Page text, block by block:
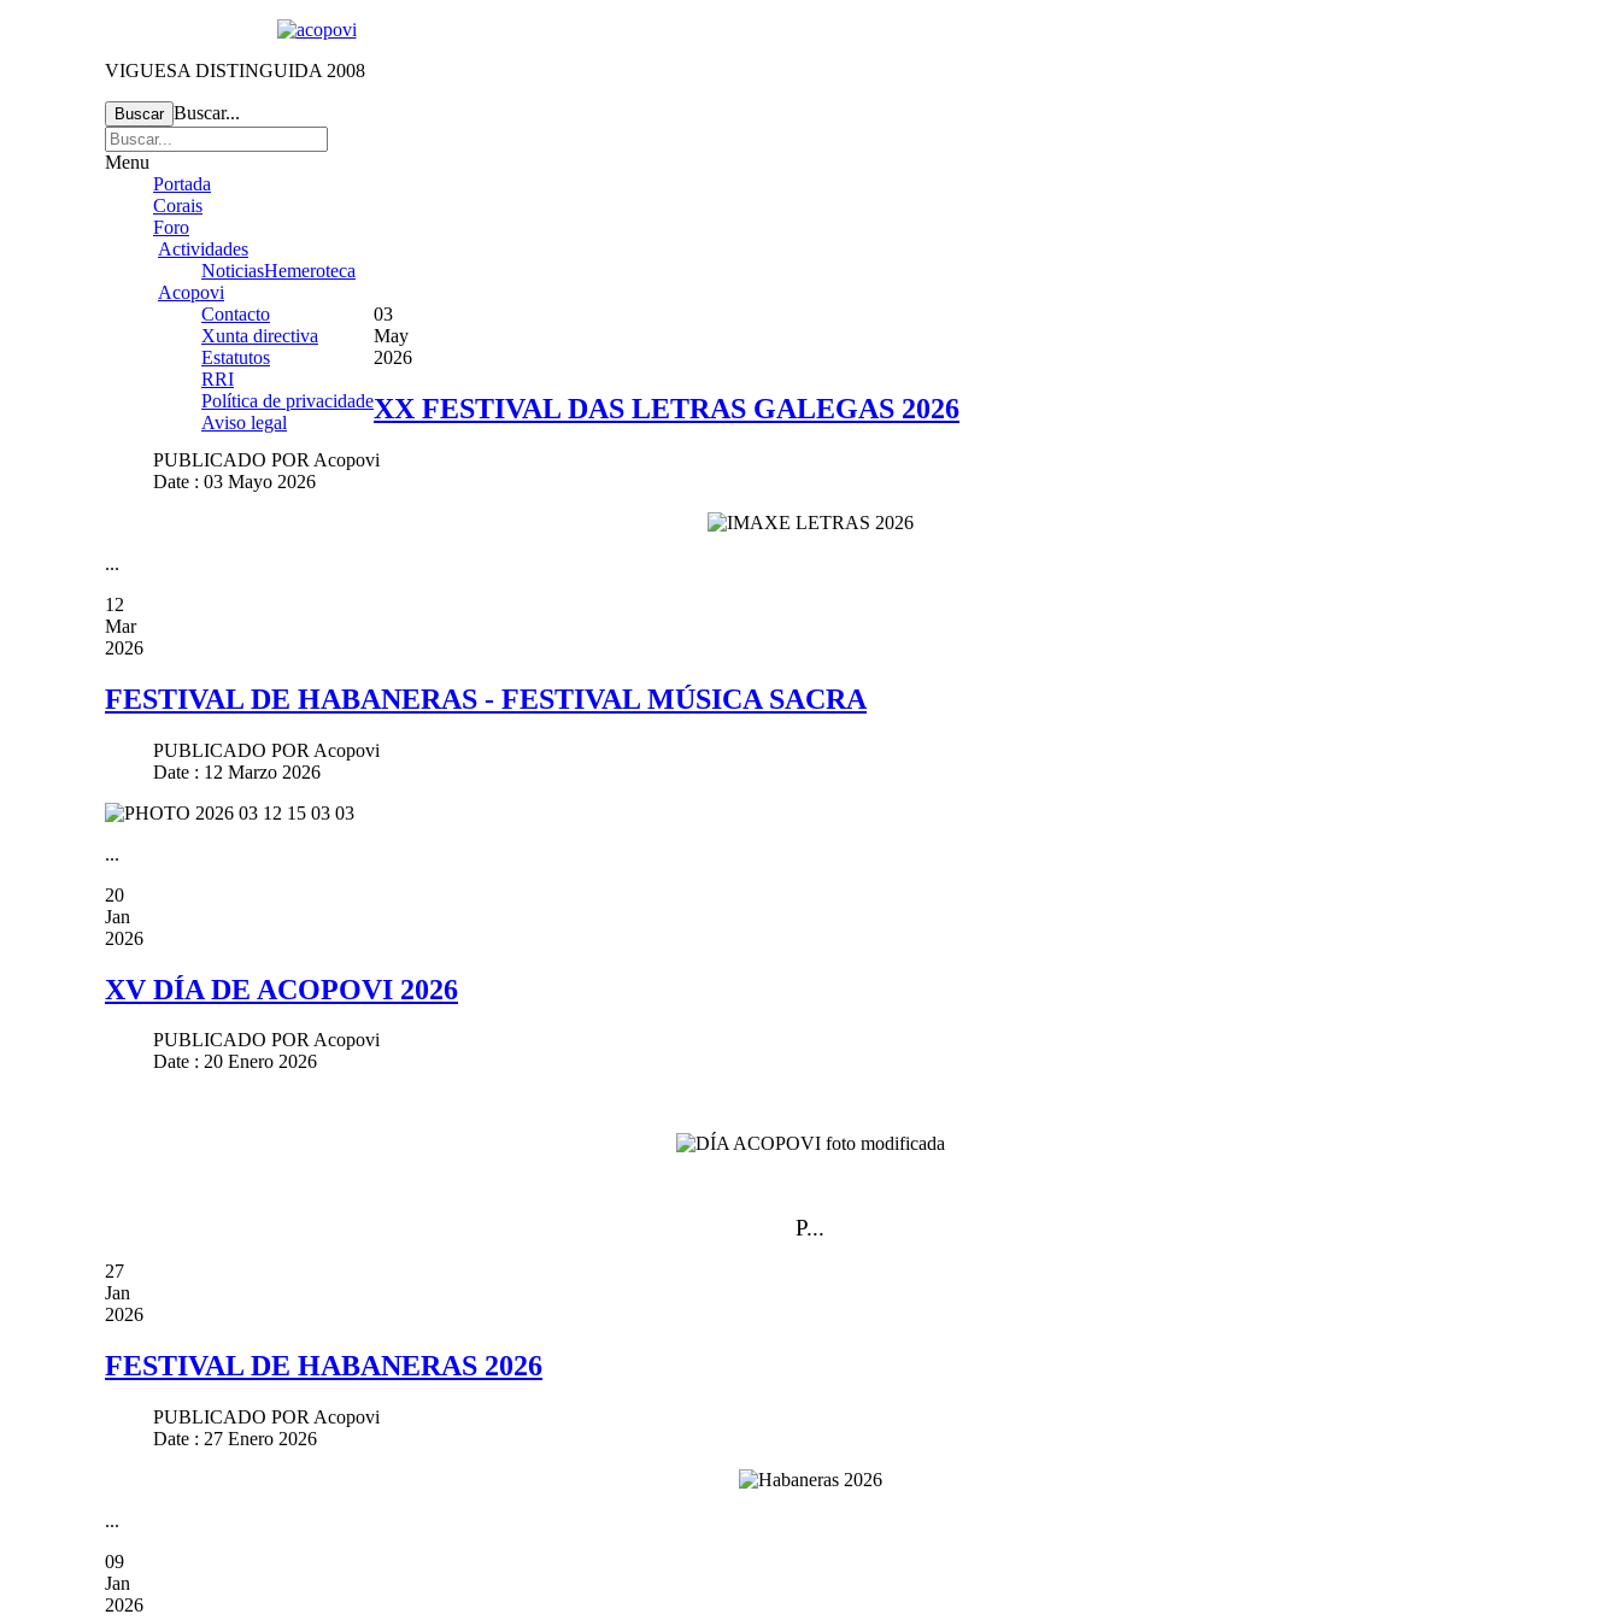
VIGUESA DISTINGUIDA 2008
Buscar Buscar...
Menu
Portada
Corais
Foro
Actividades
NoticiasHemeroteca
Acopovi
Contacto
Xunta directiva
Estatutos
RRI
Política de privacidade
Aviso legal
03
May
2026
XX FESTIVAL DAS LETRAS GALEGAS 2026
PUBLICADO POR Acopovi
Date : 03 Mayo 2026
...
12
Mar
2026
FESTIVAL DE HABANERAS - FESTIVAL MÚSICA SACRA
PUBLICADO POR Acopovi
Date : 12 Marzo 2026
...
20
Jan
2026
XV DÍA DE ACOPOVI 2026
PUBLICADO PORAcopovi
Date : 20 Enero 2026
P...
27
Jan
2026
FESTIVAL DE HABANERAS 2026
PUBLICADO POR Acopovi
Date : 27 Enero 2026
...
09
Jan
2026